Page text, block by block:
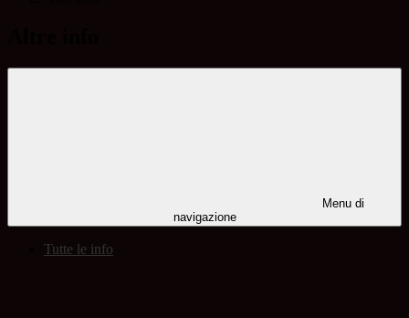
Menu di
navigazione
Tutte le info